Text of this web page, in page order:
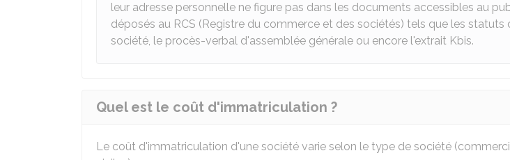
leur adresse personnelle ne figure pas dans les documents accessibles au
déposés au RCS (Registre du commerce et des sociétés) tels que les statuts
société, le procès-verbal d'assemblée générale ou encore l'extrait Kbis.
Quel est le coût d'immatriculation ?
Le coût d'immatriculation d'une société varie selon le type de société